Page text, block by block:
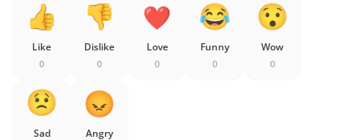
Like
0
Dislike
0
Love
0
Funny
0
Wow
0
Sad Angry